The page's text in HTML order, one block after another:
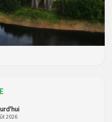
2026